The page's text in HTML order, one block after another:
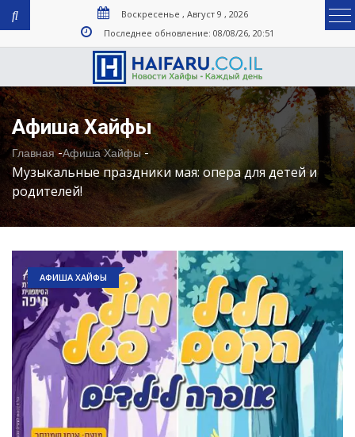
Воскресенье , Август 9 , 2026
Последнее обновление: 08/08/26, 20:51
Афиша Хайфы
Главная-Афиша Хайфы-
Музыкальные праздники мая: опера для детей и
родителей!
АФИША ХАЙФЫ